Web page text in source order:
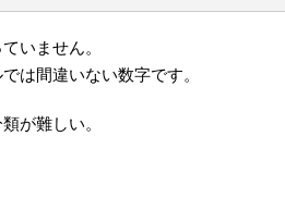
いません。
は間違いない数字です。
が難しい。